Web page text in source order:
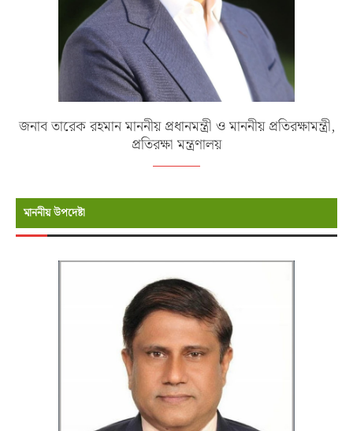
জনাব তারেক রহমান মাননীয় প্রধানমন্ত্রী ও মাননীয় প্রতিরক্ষামন্ত্রী,
প্রতিরক্ষা মন্ত্রণালয়
মাননীয় উপদেষ্টা